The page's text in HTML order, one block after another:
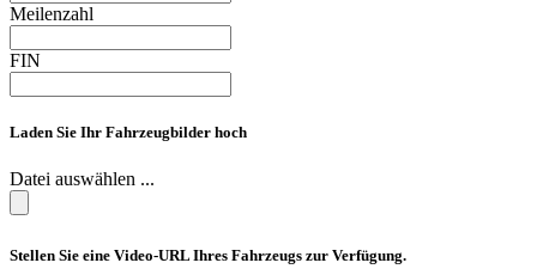
Meilenzahl
FIN
Laden Sie Ihr Fahrzeugbilder hoch
Datei auswählen ...
Stellen Sie eine Video-URL Ihres Fahrzeugs zur Verfügung.